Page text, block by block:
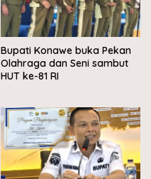
Bupati Konawe buka Pekan
Olahraga dan Seni sambut
HUT ke-81 RI